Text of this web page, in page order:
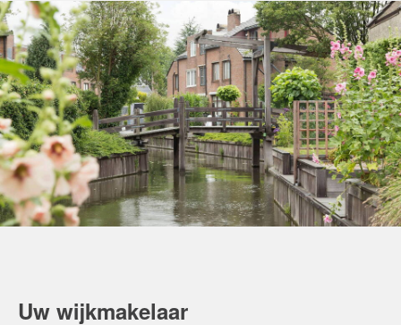
Uw wijkmakelaar